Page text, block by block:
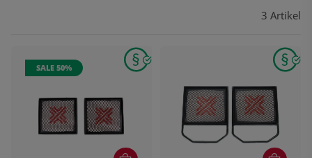
3 Artikel
SALE 50%